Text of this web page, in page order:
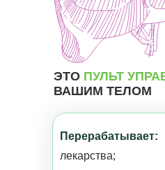
Перерабатывает:
лекарства;
ЭТО ПУЛЬТ
ВАШИМ ТЕЛОМ